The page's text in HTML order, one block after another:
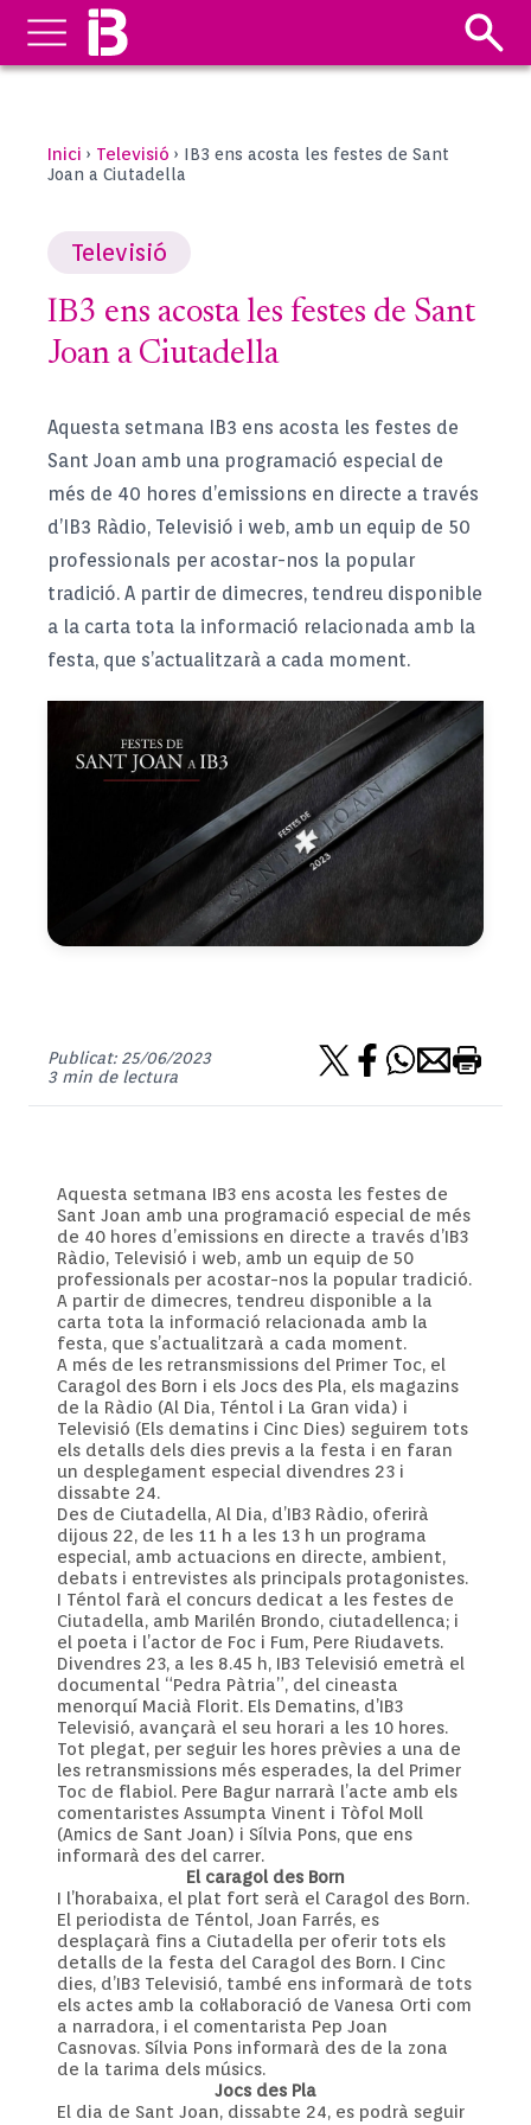
Inici › Televisió › IB3 ens acosta les festes de Sant
Joan a Ciutadella
Televisió
IB3 ens acosta les festes de Sant
Joan a Ciutadella
Aquesta setmana IB3 ens acosta les festes de
Sant Joan amb una programació especial de
més de 40 hores d’emissions en directe a través
d’IB3 Ràdio, Televisió i web, amb un equip de 50
professionals per acostar-nos la popular
tradició. A partir de dimecres, tendreu disponible
a la carta tota la informació relacionada amb la
festa, que s’actualitzarà a cada moment.
Publicat: 25/06/2023
3 min de lectura
Aquesta setmana IB3 ens acosta les festes de
Sant Joan amb una programació especial de més
de 40 hores d’emissions en directe a través d’IB3
Ràdio, Televisió i web, amb un equip de 50
professionals per acostar-nos la popular tradició.
A partir de dimecres, tendreu disponible a la
carta tota la informació relacionada amb la
festa, que s’actualitzarà a cada moment.
A més de les retransmissions del Primer Toc, el
Caragol des Born i els Jocs des Pla, els magazins
de la Ràdio (Al Dia, Téntol i La Gran vida) i
Televisió (Els dematins i Cinc Dies) seguirem tots
els detalls dels dies previs a la festa i en faran
un desplegament especial divendres 23 i
dissabte 24.
Des de Ciutadella, Al Dia, d’IB3 Ràdio, oferirà
dijous 22, de les 11 h a les 13 h un programa
especial, amb actuacions en directe, ambient,
debats i entrevistes als principals protagonistes.
I Téntol farà el concurs dedicat a les festes de
Ciutadella, amb Marilén Brondo, ciutadellenca; i
el poeta i l’actor de Foc i Fum, Pere Riudavets.
Divendres 23, a les 8.45 h, IB3 Televisió emetrà el
documental “Pedra Pàtria”, del cineasta
menorquí Macià Florit. Els Dematins, d’IB3
Televisió, avançarà el seu horari a les 10 hores.
Tot plegat, per seguir les hores prèvies a una de
les retransmissions més esperades, la del Primer
Toc de flabiol. Pere Bagur narrarà l’acte amb els
comentaristes Assumpta Vinent i Tòfol Moll
(Amics de Sant Joan) i Sílvia Pons, que ens
informarà des del carrer.
El caragol des Born
I l’horabaixa, el plat fort serà el Caragol des Born.
El periodista de Téntol, Joan Farrés, es
desplaçarà fins a Ciutadella per oferir tots els
detalls de la festa del Caragol des Born. I Cinc
dies, d’IB3 Televisió, també ens informarà de tots
els actes amb la col·laboració de Vanesa Orti com
a narradora, i el comentarista Pep Joan
Casnovas. Sílvia Pons informarà des de la zona
de la tarima dels músics.
Jocs des Pla
El dia de Sant Joan, dissabte 24, es podrà seguir